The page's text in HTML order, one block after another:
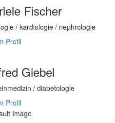
Fischer
/ kardiologie / nephrologie
Profil
Giebel
/ diabetologie
Profil